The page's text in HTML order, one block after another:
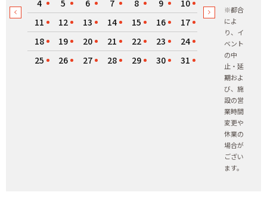
4
5 6 7 8 9
10
11
12 13 14 15 16
17
18
19 20 21 22 23
24
25
26 27 28 29 30 31
※都合
によ
り、イ
ベント
の中
止・延
期およ
び、施
設の営
業時間
変更や
休業の
場合が
ござい
ます。